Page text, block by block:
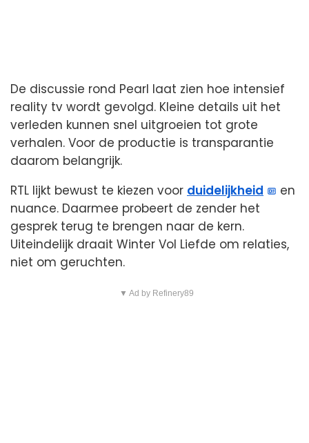
De discussie rond Pearl laat zien hoe intensief
reality tv wordt gevolgd. Kleine details uit het
verleden kunnen snel uitgroeien tot grote
verhalen. Voor de productie is transparantie
daarom belangrijk.
RTL lijkt bewust te kiezen voor duidelijkheid
en
nuance. Daarmee probeert de zender het
gesprek terug te brengen naar de kern.
Uiteindelijk draait Winter Vol Liefde om relaties,
niet om geruchten.
▼ Ad by Refinery89